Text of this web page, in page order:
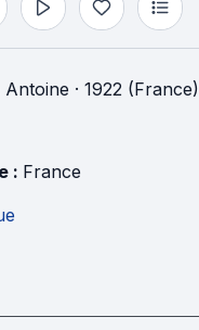
Antoine · 1922 (France)
: France